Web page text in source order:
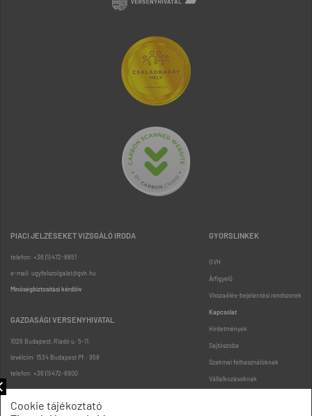
PIACI JELZÉSEKET VIZSGÁLÓ IRODA
telefon: +36 (1) 472-8851
e-mail: ugyfelszolgalat@gvh.hu
Minőségbiztosítási kérdőív
GAZDASÁGI VERSENYHIVATAL
1026 Budapest, Riadó u. 5-11.
levélcím: 1534 Budapest Pf.: 958
telefon: +36 (1) 472-8900
GYORSLINKEK
GVH
Árfigyelő
Visszaélés-bejelentési rendszerek
Kapcsolat
Hirdetmények
Sajtószoba
Szakmai felhasználóknak
Vállalkozásoknak
Cookie tájékoztató